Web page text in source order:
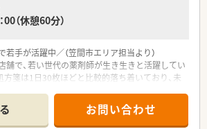
00（休憩60分）
若手が活躍中／（笠間市エリア担当より）
舗で、若い世代の薬剤師が生き生きと活躍してい
方箋は1日30枚ほどと比較的落ち着いており、未
状況について】
お問い合わせ